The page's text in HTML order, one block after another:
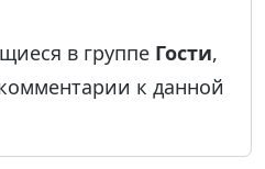
в группе Гости,
к данной